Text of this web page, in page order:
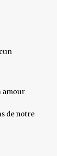
amour
de notre